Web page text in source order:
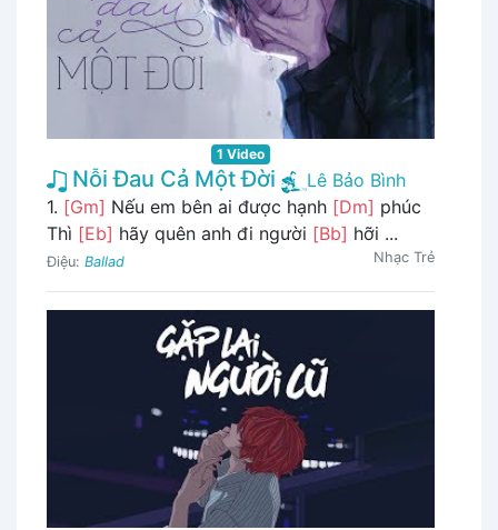
1 Video
Nỗi Đau Cả Một Đời
Lê Bảo Bình
1. [Gm] Nếu em bên ai được hạnh [Dm] phúc
Thì [Eb] hãy quên anh đi người [Bb] hỡi ...
Điệu: Ballad Nhạc Trẻ